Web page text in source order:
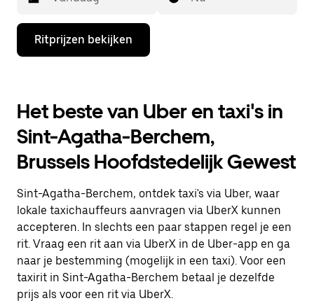
Druk
de
de
agenda
te
openen
en
een
te
selecteren.
op
Escape
om
de
agenda
te
Ritprijzen bekijken
Het beste van Uber en taxi's in
Sint-Agatha-Berchem,
Brussels Hoofdstedelijk Gewest
Sint-Agatha-Berchem, ontdek taxi's via Uber, waar
lokale taxichauffeurs aanvragen via UberX kunnen
accepteren. In slechts een paar stappen regel je een
rit. Vraag een rit aan via UberX in de Uber-app en ga
naar je bestemming (mogelijk in een taxi). Voor een
taxirit in Sint-Agatha-Berchem betaal je dezelfde
prijs als voor een rit via UberX.